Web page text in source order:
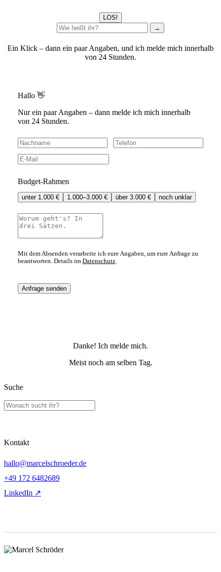
LOS!
→
Ein Klick – dann ein paar Angaben, und ich melde mich innerhalb
von 24 Stunden.
Hallo 👋
Nur ein paar Angaben – dann melde ich mich innerhalb
von 24 Stunden.
Budget-Rahmen
unter 1.000 € 1.000–3.000 € über 3.000 € noch unklar
Mit dem Absenden verarbeite ich eure Angaben, um eure Anfrage zu
beantworten. Details im Datenschutz.
Anfrage senden
Danke! Ich melde mich.
Meist noch am selben Tag.
Suche
Kontakt
hallo@marcelschroeder.de
+49 172 6482689
LinkedIn ↗